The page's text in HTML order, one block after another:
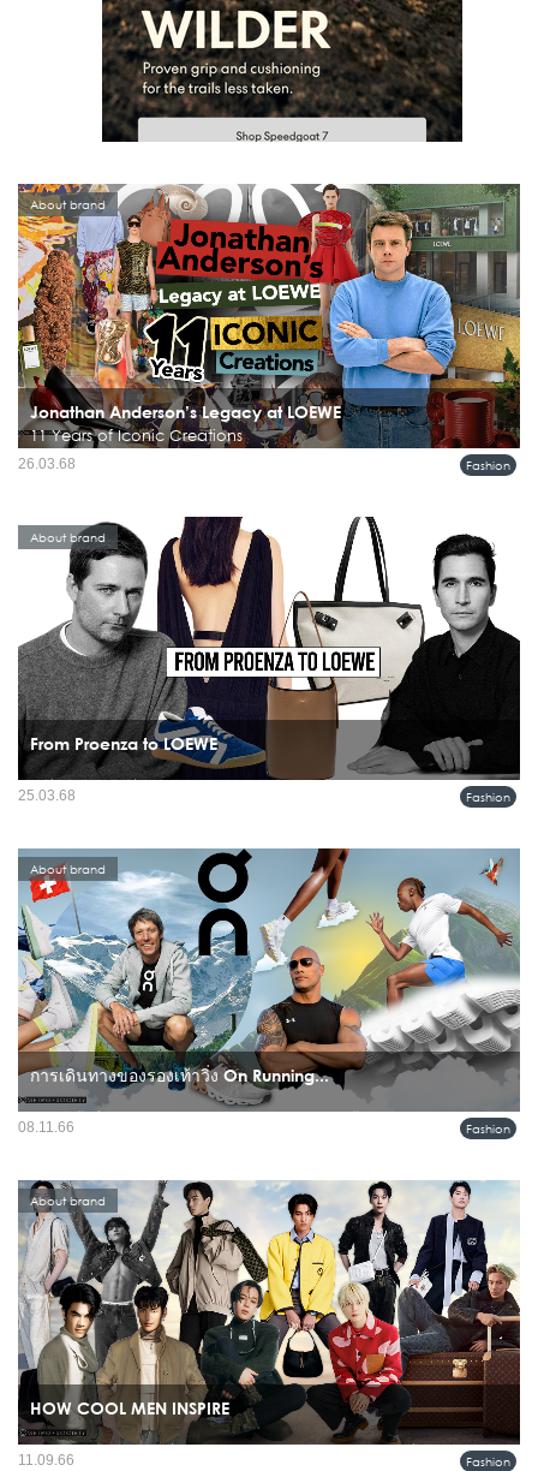
Jonathan Anderson’s Legacy at LOEWE
11 Years of Iconic Creations
โจนาธาน แอนเดอร์สัน (Jonathan Anderson) ดำรงตำแหน่งครีเอทีฟไดเรกเตอร์ของ
LOEWE ตั้งแต่ปี 2013 ตลอดระยะเวลา 11 ปี เขาได้สร้างสรรค์ผลงานที่โดดเด่นและมี
About brand
Fashion
26.03.68
From Proenza to LOEWE
ในที่สุด วงการแฟชั่นก็สามารถประกาศอย่างเป็นทางการว่า Jack McCollough และ
About brand
Fashion
25.03.68
การเดินทางของรองเท้าวิ่ง On Running...
On เกิดขึ้นที่เมืองซูริก ประเทศสวิตเซอร์แลนด์ปี 2010 ก่อตั้งโดยอดีตนักกีฬาไตรกีฬา
อาชีพ เขาจึงมีแนวคิดที่จะปฏิวัติวงการวิ่งด้วยรองเท้าที่สวมแล้วรู้สึกเหมือนการ “วิ่งบน
About brand
Fashion
08.11.66
HOW COOL MEN INSPIRE
ด้วยกระแสโซเชียลมีเดียที่มีบทบาทมากในยุคปัจจุบัน มนุษย์สามารถเชื่อมโยงกัน
About brand
Fashion
11.09.66